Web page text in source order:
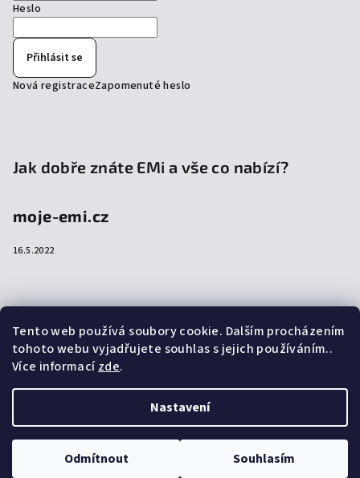
Tento web používá soubory cookie. Dalším procházením
tohoto webu vyjadřujete souhlas s jejich používáním..
Více informacízde.
Nastavení
Odmítnout Souhlasím
Heslo
Přihlásit se
Nová registraceZapomenuté heslo
Jak dobře znáte EMi a vše co nabízí?
moje-emi.cz
16.5.2022
Přijímáme online platby
Upravit nastavení cookies